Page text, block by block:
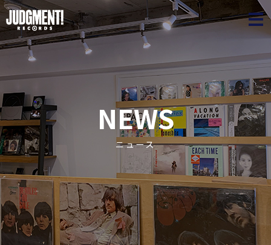
NEWS
ニュース